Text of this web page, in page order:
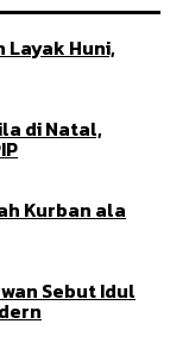
Layak Huni,
di Natal,
Kurban ala
Sebut Idul